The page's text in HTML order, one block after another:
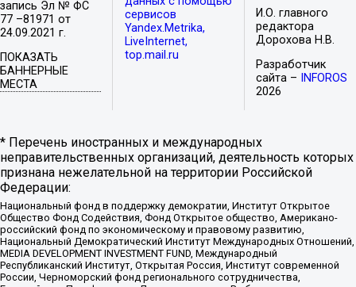
запись Эл № ФС
77 –81971 от
24.09.2021 г.
ПОКАЗАТЬ
БАННЕРНЫЕ
МЕСТА
сервисов
Yandex.Metrika,
LiveInternet,
top.mail.ru
И.О. главного
редактора
Дорохова Н.В.
Разработчик
сайта –
INFOROS
2026
* Перечень иностранных и международных
неправительственных организаций, деятельность которых
признана нежелательной на территории Российской
Федерации:
Национальный фонд в поддержку демократии, Институт Открытое
Общество Фонд Содействия, Фонд Открытое общество, Американо-
российский фонд по экономическому и правовому развитию,
Национальный Демократический Институт Международных Отношений,
MEDIA DEVELOPMENT INVESTMENT FUND, Международный
Республиканский Институт, Открытая Россия, Институт современной
России, Черноморский фонд регионального сотрудничества,